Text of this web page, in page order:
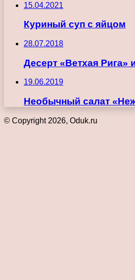
15.04.2021
Куриный суп с яйцом
28.07.2018
Десерт «Ветхая Рига»
19.06.2019
Необычный салат
© Copyright 2026, Oduk.ru